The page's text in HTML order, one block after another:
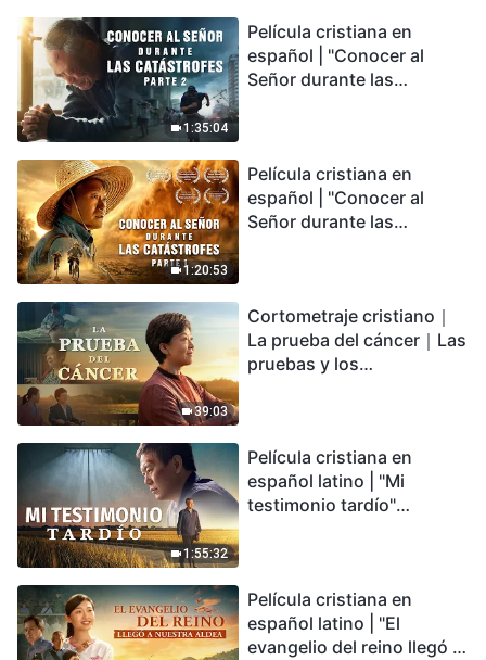
1:35:04
Película cristiana en
español | "Conocer al
Señor durante las
podemos sobrevivir?
1:20:53
Película cristiana en
español | "Conocer al
Señor durante las
encontrarás refugio?
39:03
Cortometraje cristiano｜
La prueba del cáncer｜Las
pruebas y los
1:55:32
Película cristiana en
español latino | "Mi
testimonio tardío"
conmovedor
Película cristiana en
español latino | "El
evangelio del reino llegó a